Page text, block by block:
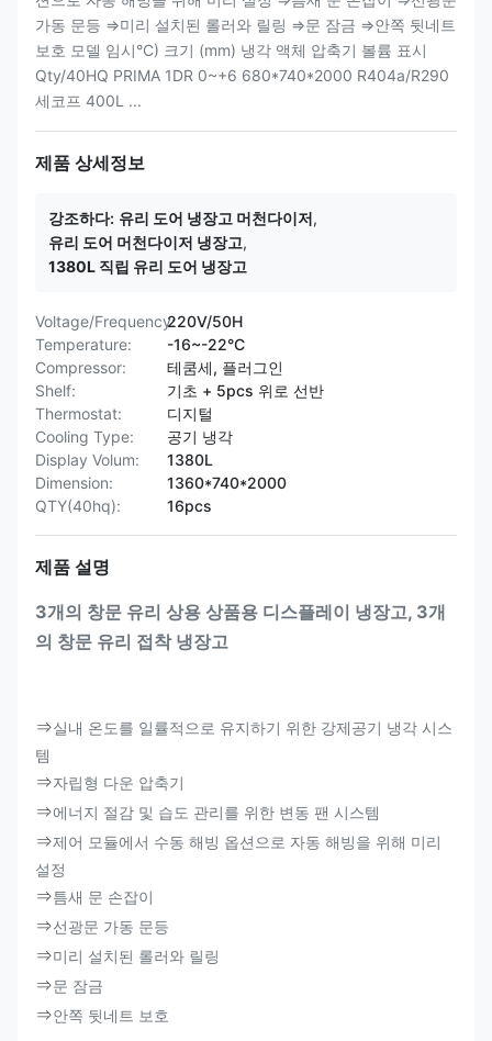
가동 문등 ⇒미리 설치된 롤러와 릴링 ⇒문 잠금 ⇒안쪽 뒷네트
보호 모델 임시°C) 크기 (mm) 냉각 액체 압축기 볼륨 표시
Qty/40HQ PRIMA 1DR 0~+6 680*740*2000 R404a/R290
세코프 400L ...
제품 상세정보
강조하다: 유리 도어 냉장고 머천다이저,
유리 도어 머천다이저 냉장고,
1380L 직립 유리 도어 냉장고
Voltage/Frequency:220V/50H
Temperature:
-16~-22°C
Compressor:
테쿰세, 플러그인
Shelf:
기초 + 5pcs 위로 선반
Thermostat:
디지털
Cooling Type:
공기 냉각
Display Volum:
1380L
Dimension:
1360*740*2000
QTY(40hq):
16pcs
제품 설명
3개의 창문 유리 상용 상품용 디스플레이 냉장고, 3개
의 창문 유리 접착 냉장고
⇒실내 온도를 일률적으로 유지하기 위한 강제공기 냉각 시스
템
⇒자립형 다운 압축기
⇒에너지 절감 및 습도 관리를 위한 변동 팬 시스템
⇒제어 모듈에서 수동 해빙 옵션으로 자동 해빙을 위해 미리
설정
⇒틈새 문 손잡이
⇒선광문 가동 문등
⇒미리 설치된 롤러와 릴링
⇒문 잠금
⇒안쪽 뒷네트 보호